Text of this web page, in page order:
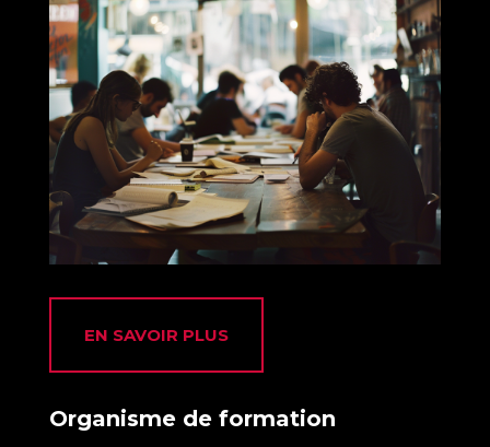
EN SAVOIR PLUS
Organisme de formation